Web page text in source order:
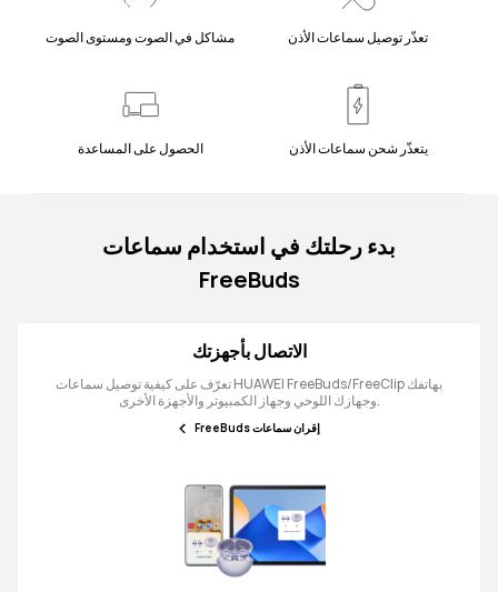
تعذّر توصيل سماعات الأذن مشاكل في الصوت ومستوى الصوت
يتعذّر شحن سماعات الأذن الحصول على المساعدة
بدء رحلتك في استخدام سماعات
FreeBuds
الاتصال بأجهزتك
تعرّف على كيفية توصيل سماعات HUAWEI FreeBuds/FreeClip بهاتفك
وجهازك اللوحي وجهاز الكمبيوتر والأجهزة الأخرى.
إقران سماعات FreeBuds